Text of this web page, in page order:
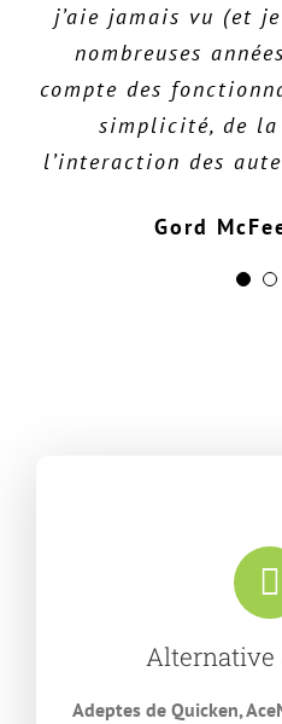
j’aie jamais vu (et
nombreuses
compte des
simplicité, de
l’interaction des
Gord
toutes les publicités
l’intérieur de MS
TOUTES les
besoin pour faire
comptes à
très réceptif aux
peu près tout cela
les autres avec sa
J’espère qu’il ne
avec plus
David
Alternative
Adeptes de Quicken,